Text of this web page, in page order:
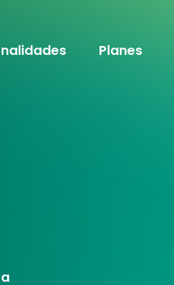
Planes